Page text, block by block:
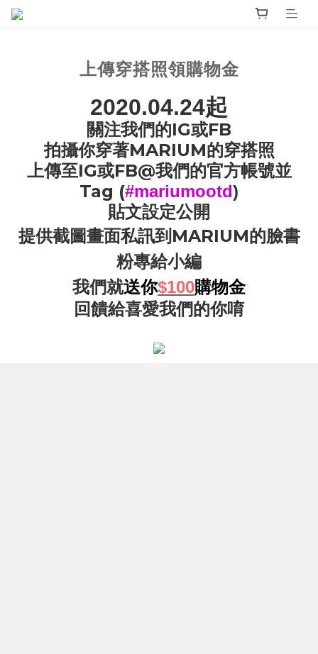
上傳穿搭照領購物金
2020.04.24起
關注我們的IG或FB
拍攝你穿著MARIUM的穿搭照
上傳至IG或FB@我們的官方帳號並
Tag (#mariumootd)
貼文設定公開
提供截圖畫面私訊到 MARIUM的臉書
粉專給小編
我們就送你$100購物金
回饋給喜愛我們的你唷